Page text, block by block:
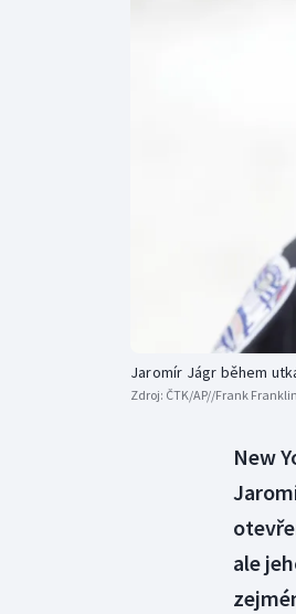
Jaromír Jágr během
Zdroj: ČTK/AP//Frank
New
ale